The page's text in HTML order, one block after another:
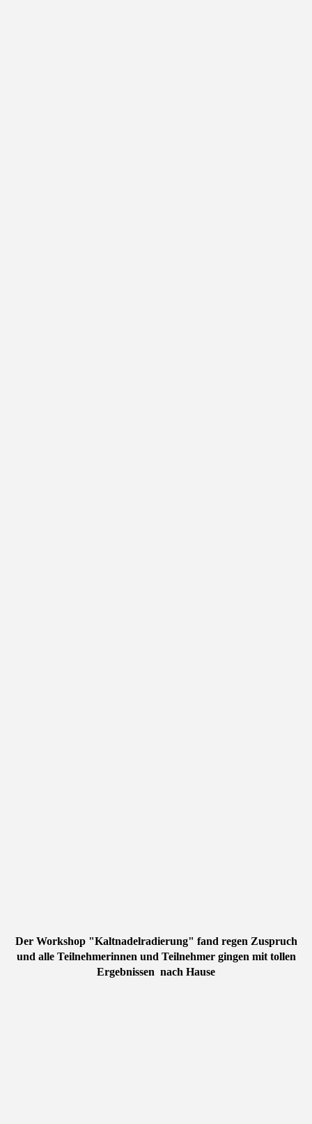
Der Workshop "Kaltnadelradierung" fand regen Zuspruch
und alle Teilnehmerinnen und Teilnehmer gingen mit tollen
Ergebnissen nach Hause